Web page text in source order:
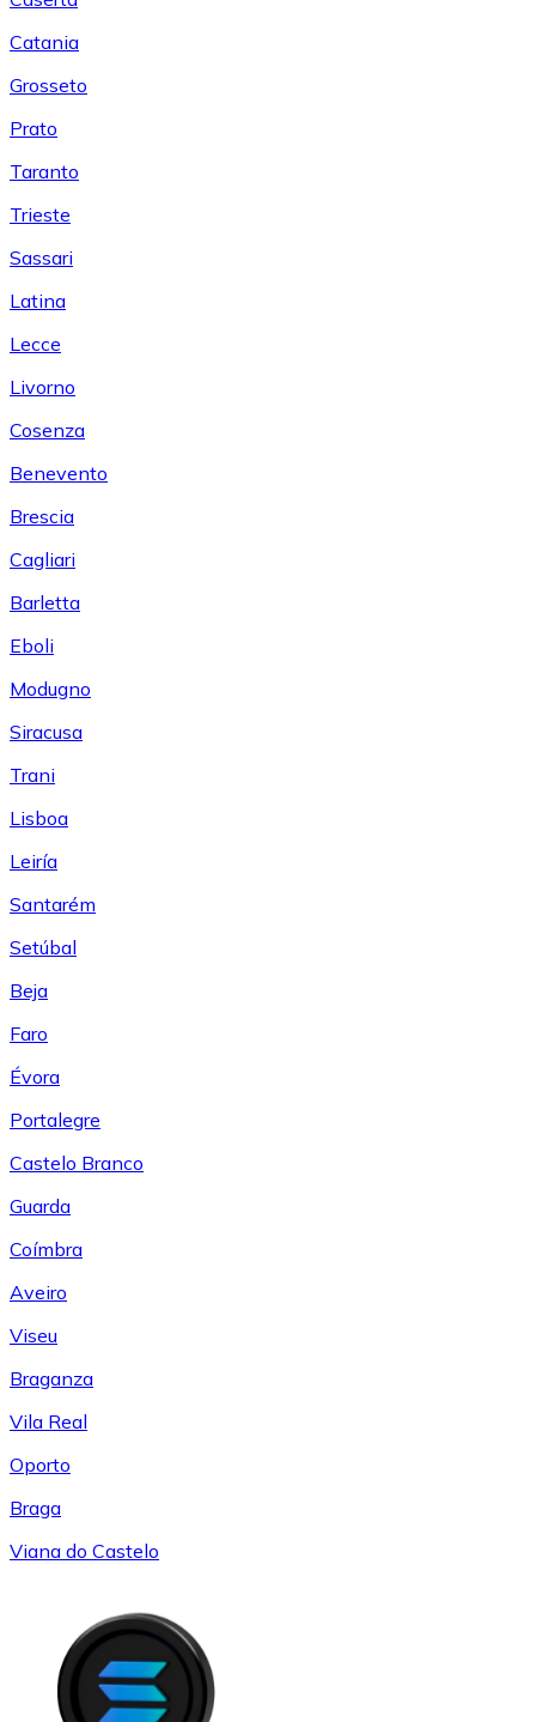
Catania
Grosseto
Prato
Taranto
Trieste
Sassari
Latina
Lecce
Livorno
Cosenza
Benevento
Brescia
Cagliari
Barletta
Eboli
Modugno
Siracusa
Trani
Lisboa
Leiría
Santarém
Setúbal
Beja
Faro
Évora
Portalegre
Castelo Branco
Guarda
Coímbra
Aveiro
Viseu
Braganza
Vila Real
Oporto
Braga
Viana do Castelo